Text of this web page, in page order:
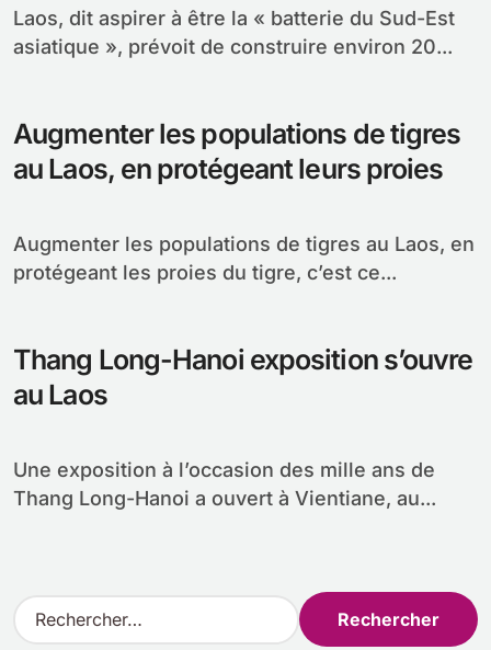
Laos, dit aspirer à être la « batterie du Sud-Est
asiatique », prévoit de construire environ 20...
Augmenter les populations de tigres
au Laos, en protégeant leurs proies
Augmenter les populations de tigres au Laos, en
protégeant les proies du tigre, c’est ce...
Thang Long-Hanoi exposition s’ouvre
au Laos
Une exposition à l’occasion des mille ans de
Thang Long-Hanoi a ouvert à Vientiane, au...
R
e